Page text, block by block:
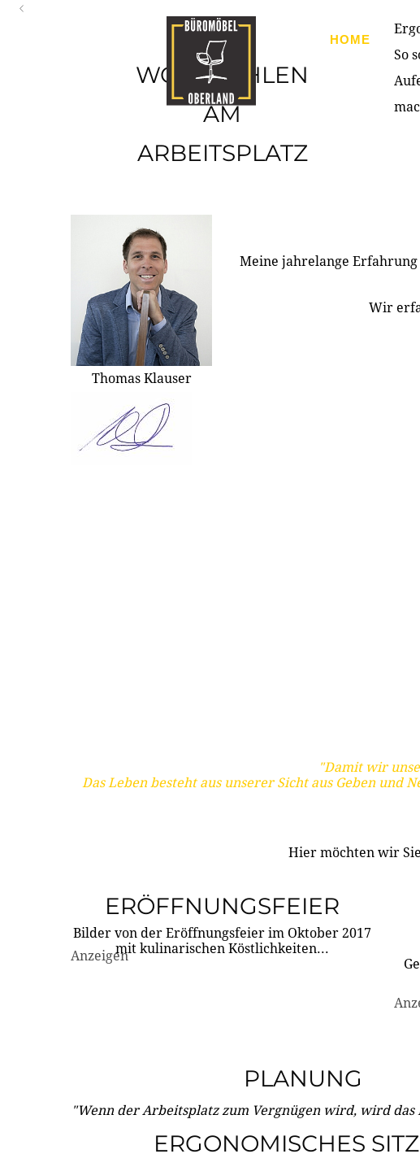
HOME
WOHLFÜHLEN
AM
ARBEITSPLATZ
So
Thomas Klauser
Meine jahrelange
Wir
"Damit wir
Das Leben besteht aus unserer Sicht aus Geben
Hier möchten wir
ERÖFFNUNGSFEIER
Bilder von der Eröffnungsfeier im Oktober 2017
mit kulinarischen Köstlichkeiten...
Anzeigen
PLANUNG
"Wenn der Arbeitsplatz zum Vergnügen wird, wird das
ERGONOMISCHES